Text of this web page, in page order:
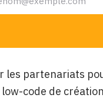
les partenariats
code de